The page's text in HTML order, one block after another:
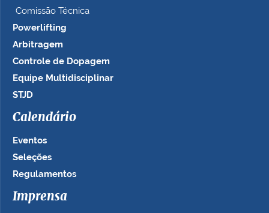
Comissão Técnica
Powerlifting
Arbitragem
Controle de Dopagem
Equipe Multidisciplinar
STJD
Calendário
Eventos
Seleções
Regulamentos
Imprensa